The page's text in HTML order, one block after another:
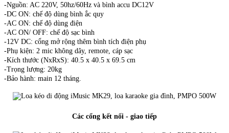
-Nguồn: AC 220V, 50hz/60Hz và bình accu DC12V
-DC ON: chế độ dùng bình ắc quy
-AC ON: chế độ dùng điện
-AC ON/ OFF: chế độ sạc bình
-12V DC: cổng mở rộng thêm bình tích điện phụ
-Phụ kiện: 2 mic không dây, remote, cáp sạc
-Kích thước (NxRxS): 40.5 x 40.5 x 69.5 cm
-Trọng lượng: 20kg
-Bảo hành: main 12 tháng.
Các cổng kết nối - giao tiếp